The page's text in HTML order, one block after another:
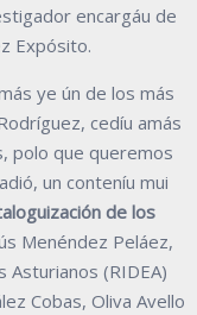
encargáu de
Expósito.
ye ún de los más
cedíu amás
polo que queremos
un conteníu mui
de los
Menéndez Peláez,
(RIDEA)
Cobas, Oliva Avello